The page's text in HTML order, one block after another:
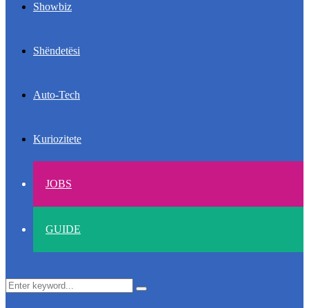
Showbiz
Shëndetësi
Auto-Tech
Kuriozitete
JOBS
GUIDE
Search
Search